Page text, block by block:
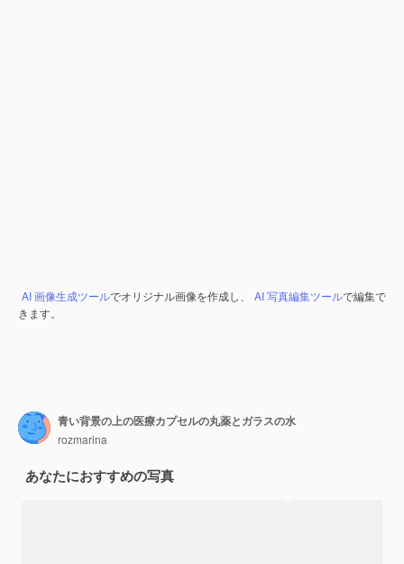
AI 画像生成ツールでオリジナル画像を作成し、 AI 写真編集ツールで編集で
きます。
青い背景の上の医療カプセルの丸薬とガラスの水
rozmarina
あなたにおすすめの写真